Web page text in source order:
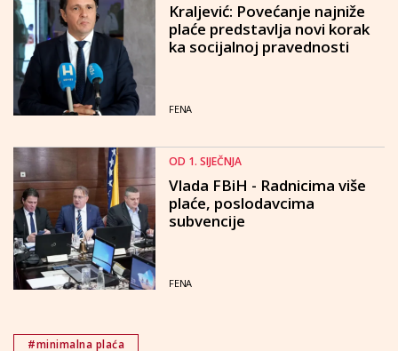
Kraljević: Povećanje najniže
plaće predstavlja novi korak
ka socijalnoj pravednosti
FENA
OD 1. SIJEČNJA
Vlada FBiH - Radnicima više
plaće, poslodavcima
subvencije
FENA
#minimalna plaća